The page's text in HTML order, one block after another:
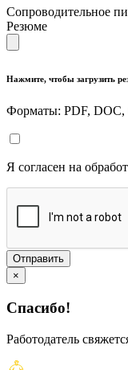
Сопроводительное
Резюме
Нажмите, чтобы загрузить
Форматы: PDF,
Я согласен на
Отправить
×
Спасибо!
Работодатель